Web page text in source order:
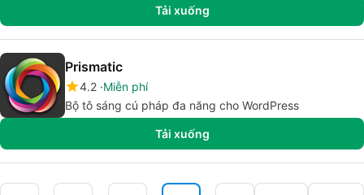
Tải xuống
Prismatic
4.2 Miễn phí
Bộ tô sáng cú pháp đa năng cho WordPress
Tải xuống